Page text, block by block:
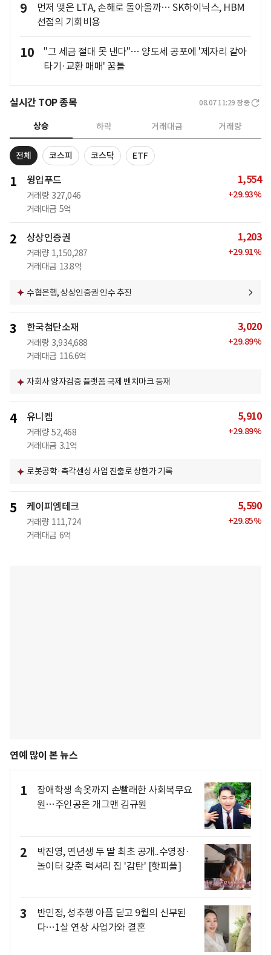
9
먼저 맺은 LTA, 손해로 돌아올까… SK하이닉스, HBM
선점의 기회비용
10
"그 세금 절대 못 낸다"… 양도세 공포에 '제자리 갈아
타기·교환 매매' 꿈틀
실시간 TOP 종목 08.07 11:29 장중
상승 하락 거래대금 거래량
전체 코스피 코스닥 ETF
1 윙입푸드
거래량 327,046
거래대금 5억
1,554
+29.93%
2 상상인증권
거래량 1,150,287
거래대금 13.8억
1,203
+29.91%
수협은행, 상상인증권 인수 추진
3 한국첨단소재
거래량 3,934,688
거래대금 116.6억
3,020
+29.89%
자회사 양자검증 플랫폼 국제 벤치마크 등재
4 유니켐
거래량 52,468
거래대금 3.1억
5,910
+29.89%
로봇공학·촉각센싱 사업 진출로 상한가 기록
5 케이피엠테크
거래량 111,724
거래대금 6억
5,590
+29.85%
연예 많이 본 뉴스
1
장애학생 속옷까지 손빨래한 사회복무요
원…주인공은 개그맨 김규원
2
박진영, 연년생 두 딸 최초 공개..수영장·
놀이터 갖춘 럭셔리 집 '감탄' [핫피플]
3
반민정, 성추행 아픔 딛고 9월의 신부된
다…1살 연상 사업가와 결혼